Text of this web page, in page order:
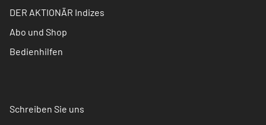
DER AKTIONÄR Indizes
Abo und Shop
Bedienhilfen
Schreiben Sie uns